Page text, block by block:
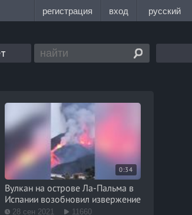
0:34
Вулкан на острове Ла-Пальма в
Испании возобновил извержение
28 сен 2021 11660